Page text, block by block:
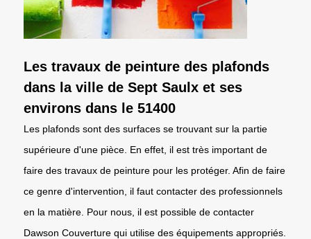
Les travaux de peinture des plafonds
dans la ville de Sept Saulx et ses
environs dans le 51400
Les plafonds sont des surfaces se trouvant sur la partie
supérieure d'une pièce. En effet, il est très important de
faire des travaux de peinture pour les protéger. Afin de faire
ce genre d'intervention, il faut contacter des professionnels
en la matière. Pour nous, il est possible de contacter
Dawson Couverture qui utilise des équipements appropriés.